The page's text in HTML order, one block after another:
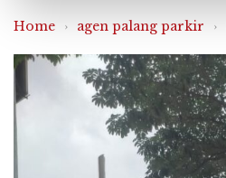
Home › agen palang parkir ›